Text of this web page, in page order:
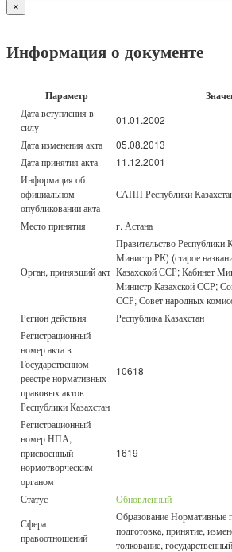
×
Информация о документе
Параметр
Дата вступления в
силу
01.01.2002
Дата изменения акта
05.08.2013
Дата принятия акта
11.12.2001
Информация об
официальном
опубликовании акта
САПП Республики
Место принятия г. Астана
Орган, принявший акт
Правительство Республики
Министр РК) (старое
Казахской ССР; Кабинет
Министр Казахской ССР;
ССР; Совет народных
Регион действия
Республика Казахстан
Регистрационный
номер акта в
Государственном
реестре нормативных
правовых актов
Республики Казахстан
10618
Регистрационный
номер НПА,
присвоенный
нормотворческим
органом
1619
Статус
Обновленный
Сфера
правоотношений
Обpазование Нормативные
подготовка, принятие,
толкование,